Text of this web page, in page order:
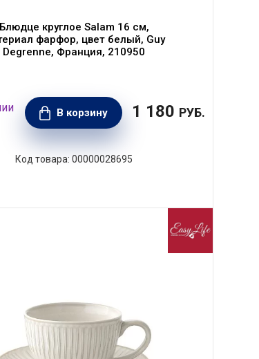
Блюдце круглое Salam 16 см,
фарфор, цвет белый, Guy
Degrenne, Франция, 210950
В корзину 1 180 РУБ.
00000028695